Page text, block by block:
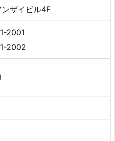
ザイビル4F
2001
2002